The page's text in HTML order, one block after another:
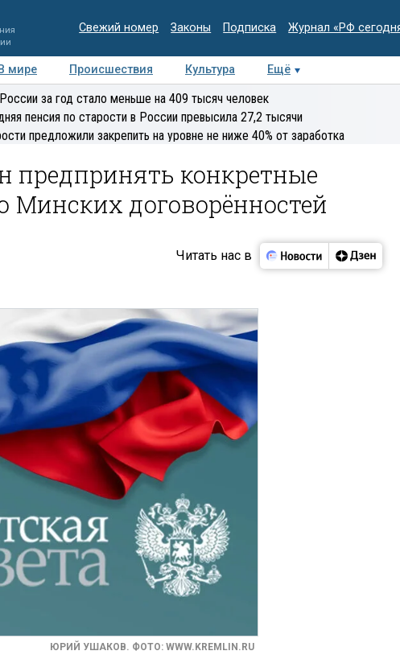
Свежий номер Законы Подписка Журнал «РФ
В мире Происшествия Культура Ещё
Медиацентр Интервью Колумнисты
за год стало меньше на 409 тысяч человек
пенсия по старости в России превысила 27,2 тысячи
предложили закрепить на уровне не ниже 40% от заработка
предпринять конкретные
договорённостей
Читать нас в
ЮРИЙ УШАКОВ. ФОТО: WWW.KREMLIN.RU